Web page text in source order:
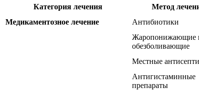
Категория лечения Метод
Медикаментозное лечение
Антибиотики
Жаропонижающие
обезболивающие
Местные
Антигистаминные
препараты